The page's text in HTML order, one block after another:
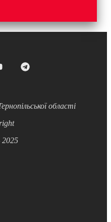
області
2025